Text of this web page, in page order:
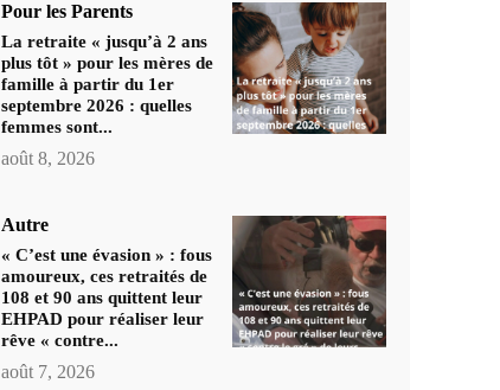
Pour les Parents
La retraite « jusqu’à 2 ans
plus tôt » pour les mères de
famille à partir du 1er
septembre 2026 : quelles
femmes sont...
août 8, 2026
Autre
« C’est une évasion » : fous
amoureux, ces retraités de
108 et 90 ans quittent leur
EHPAD pour réaliser leur
rêve « contre...
août 7, 2026